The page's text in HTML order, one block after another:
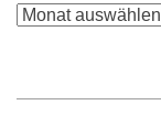
Archiv